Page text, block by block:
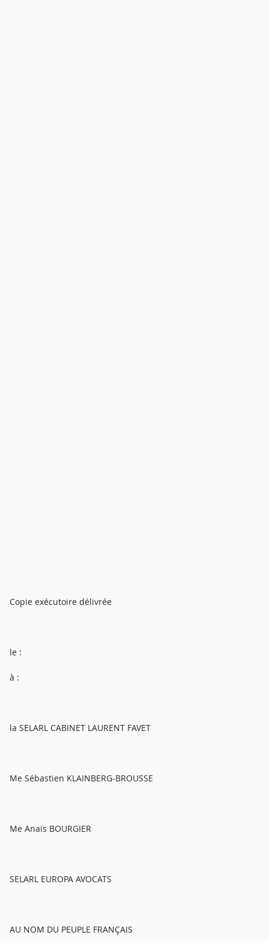
Copie exécutoire délivrée
le :
à :
la SELARL CABINET LAURENT FAVET
Me Sébastien KLAINBERG-BROUSSE
Me Anaïs BOURGIER
SELARL EUROPA AVOCATS
AU NOM DU PEUPLE FRANÇAIS